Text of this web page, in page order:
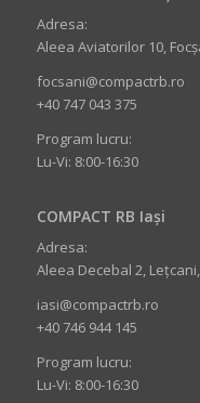
Adresa:
Aleea Aviatorilor 10,
focsani@compactrb.ro
+40 747 043 375
Program lucru:
Lu-Vi: 8:00-16:30
COMPACT RB Iași
Adresa:
Aleea Decebal 2,
iasi@compactrb.ro
+40 746 944 145
Program lucru:
Lu-Vi: 8:00-16:30